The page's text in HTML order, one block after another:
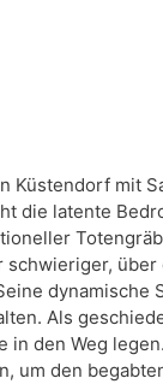
Küstendorf mit
die latente
über
dynamische
Als
in den Weg
um den